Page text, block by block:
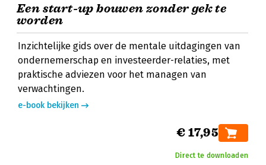
Een start-up bouwen zonder gek te
worden
Inzichtelijke gids over de mentale uitdagingen van
ondernemerschap en investeerder-relaties, met
praktische adviezen voor het managen van
verwachtingen.
e-book bekijken
€ 17,95
Direct te downloaden